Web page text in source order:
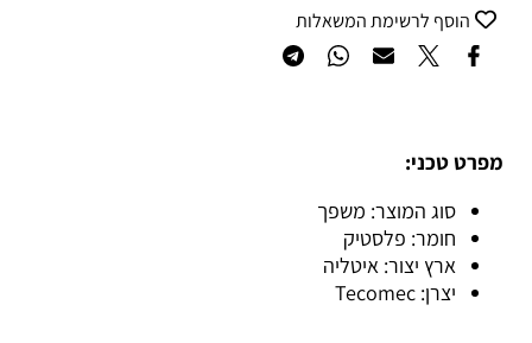
הוסף לרשימת המשאלות
מפרט טכני:
סוג המוצר: משפך
חומר: פלסטיק
ארץ יצור: איטליה
יצרן: Tecomec